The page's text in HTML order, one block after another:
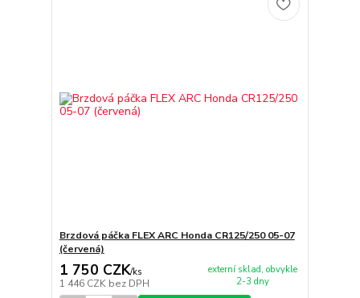
Brzdová páčka FLEX ARC Honda CR125/250 05-07
(červená)
1 750 CZK/ks
1 446 CZK bez DPH
externí sklad, obvykle
2-3 dny